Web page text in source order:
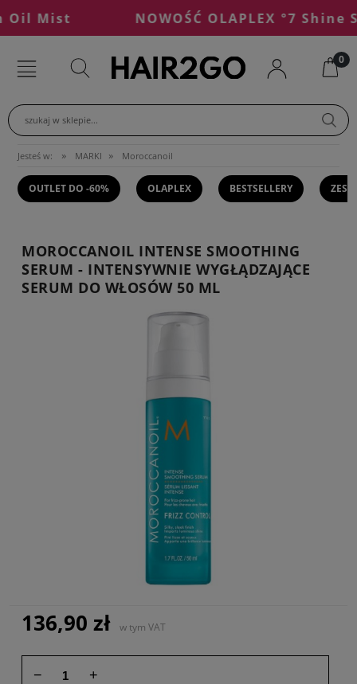
Mist NOWOŚĆ OLAPLEX °7 Shine
szukaj w sklepie...
Jesteś w: » MARKI » Moroccanoil
OUTLET DO -60% OLAPLEX BESTSELLERY
MOROCCANOIL INTENSE SMOOTHING
SERUM - INTENSYWNIE WYGŁĄDZAJĄCE
SERUM DO WŁOSÓW 50 ML
136,90 zł w tym VAT
− +